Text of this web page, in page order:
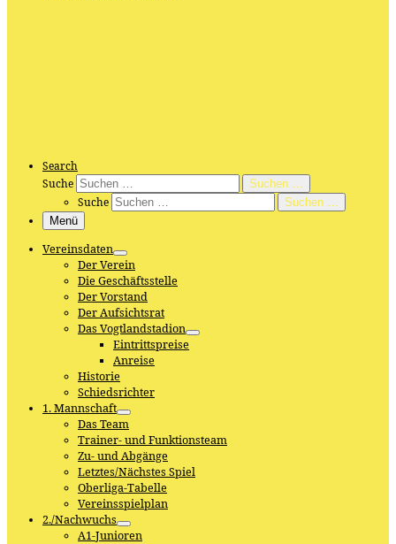
Search
Suche
Suchen …
Suche
Suchen …
Menü
Vereinsdaten
Der Verein
Die Geschäftsstelle
Der Vorstand
Der Aufsichtsrat
Das Vogtlandstadion
Eintrittspreise
Anreise
Historie
Schiedsrichter
1. Mannschaft
Das Team
Trainer- und Funktionsteam
Zu- und Abgänge
Letztes/Nächstes Spiel
Oberliga-Tabelle
Vereinsspielplan
2./Nachwuchs
A1-Junioren